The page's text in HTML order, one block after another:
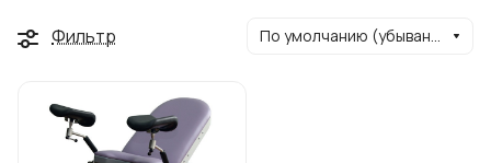
Фильтр По умолчанию (убывание)